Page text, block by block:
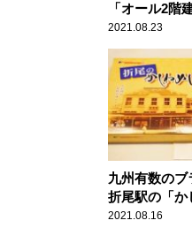
「オール2階
みた
2021.08.23
九州有数のブ
折尾駅の「か
味しさの秘密
2021.08.16